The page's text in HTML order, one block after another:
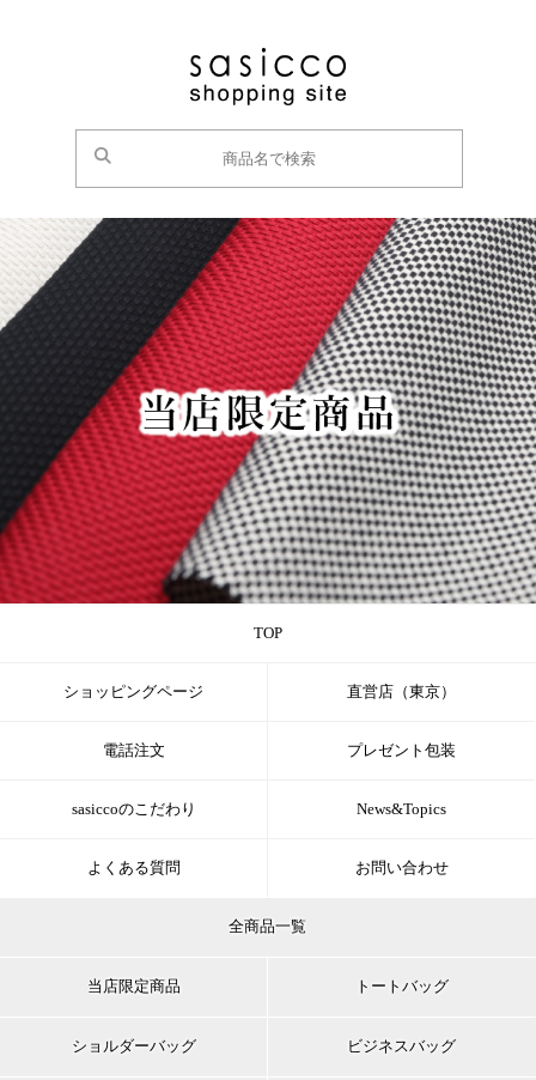
TOP
ショッピングページ 直営店（東京）
電話注文 プレゼント包装
sasiccoのこだわり News&Topics
よくある質問 お問い合わせ
全商品一覧
当店限定商品 トートバッグ
ショルダーバッグ ビジネスバッグ